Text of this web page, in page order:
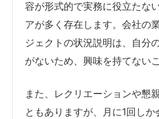
容が形式的で実務に役立たな
アが多く存在します。会社の
ジェクトの状況説明は、自分
がないため、興味を持てない
また、レクリエーションや懇
ともありますが、月に1回し